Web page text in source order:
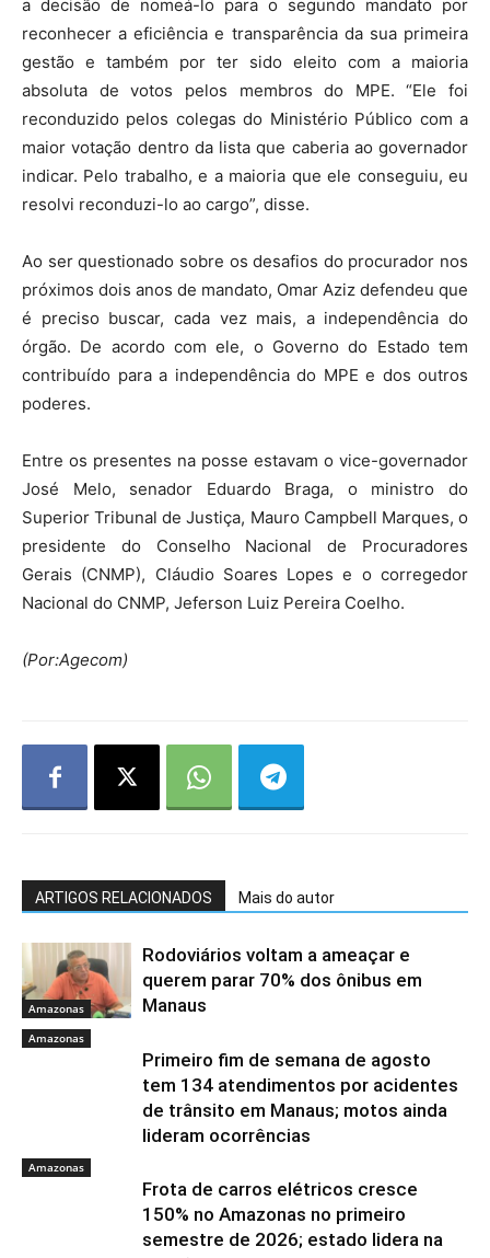
a decisão de nomeá-lo para o segundo mandato por
reconhecer a eficiência e transparência da sua primeira
gestão e também por ter sido eleito com a maioria
absoluta de votos pelos membros do MPE. “Ele foi
reconduzido pelos colegas do Ministério Público com a
maior votação dentro da lista que caberia ao governador
indicar. Pelo trabalho, e a maioria que ele conseguiu, eu
resolvi reconduzi-lo ao cargo”, disse.
Ao ser questionado sobre os desafios do procurador nos
próximos dois anos de mandato, Omar Aziz defendeu que
é preciso buscar, cada vez mais, a independência do
órgão. De acordo com ele, o Governo do Estado tem
contribuído para a independência do MPE e dos outros
poderes.
Entre os presentes na posse estavam o vice-governador
José Melo, senador Eduardo Braga, o ministro do
Superior Tribunal de Justiça, Mauro Campbell Marques, o
presidente do Conselho Nacional de Procuradores
Gerais (CNMP), Cláudio Soares Lopes e o corregedor
Nacional do CNMP, Jeferson Luiz Pereira Coelho.
(Por:Agecom)
ARTIGOS RELACIONADOS Mais do autor
Amazonas
Rodoviários voltam a ameaçar e
querem parar 70% dos ônibus em
Manaus
Amazonas
Primeiro fim de semana de agosto
tem 134 atendimentos por acidentes
de trânsito em Manaus; motos ainda
lideram ocorrências
Amazonas
Frota de carros elétricos cresce
150% no Amazonas no primeiro
semestre de 2026; estado lidera na